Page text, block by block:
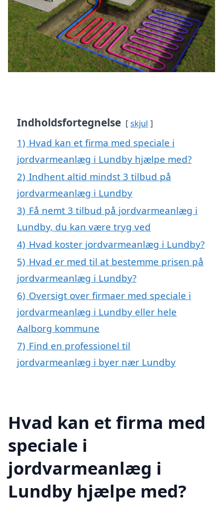
Indholdsfortegnelse skjul
1) Hvad kan et firma med speciale i
jordvarmeanlæg i Lundby hjælpe med?
2) Indhent altid mindst 3 tilbud på
jordvarmeanlæg i Lundby
3) Få nemt 3 tilbud på jordvarmeanlæg i
Lundby, du kan være tryg ved
4) Hvad koster jordvarmeanlæg i Lundby?
5) Hvad er med til at bestemme prisen på
jordvarmeanlæg i Lundby?
6) Oversigt over firmaer med speciale i
jordvarmeanlæg i Lundby eller hele
Aalborg kommune
7) Find en professionel til
jordvarmeanlæg i byer nær Lundby
Hvad kan et firma med
speciale i
jordvarmeanlæg i
Lundby hjælpe med?